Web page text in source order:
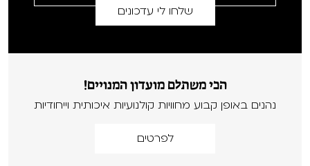
הכי משתלם מועדון המנויים!
נהנים באופן קבוע מחוויות קולנועיות איכותית וייחודיות
לפרטים